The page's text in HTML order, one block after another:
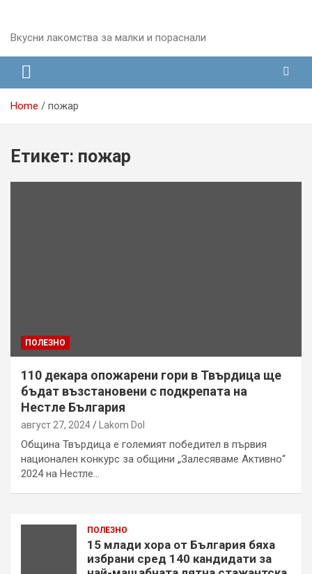
content
Вкусни лакомства за малки и пораснали
Home пожар
Етикет: пожар
ПОЛЕЗНО
110 декара опожарени гори в Твърдица ще
бъдат възстановени с подкрепата на
Нестле България
август 27, 2024 Lakom Dol
Община Твърдица е големият победител в първия
национален конкурс за общини „Залесяваме Активно“
2024 на Нестле…
ПОЛЕЗНО
15 млади хора от България бяха
избрани сред 140 кандидати за